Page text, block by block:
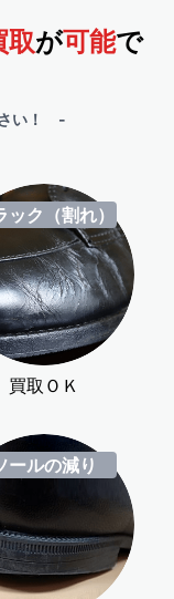
取が可能で
い！ -
ック（割れ）
買取ＯＫ
ールの減り